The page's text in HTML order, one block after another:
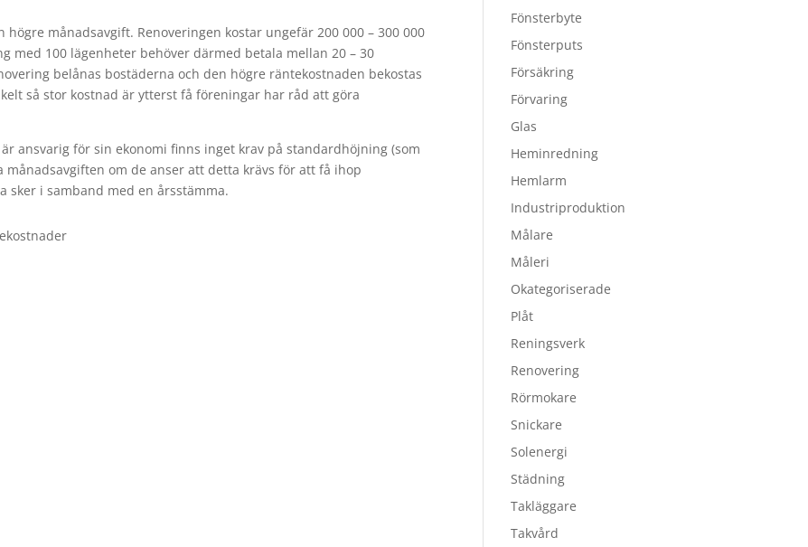
månadsavgift. Renoveringen kostar ungefär 200 000 – 300 000
med 100 lägenheter behöver därmed betala mellan 20 – 30
belånas bostäderna och den högre räntekostnaden bekostas
så stor kostnad är ytterst få föreningar har råd att göra
ansvarig för sin ekonomi finns inget krav på standardhöjning (som
om de anser att detta krävs för att få ihop
sker i samband med en årsstämma.
Fönsterbyte
Fönsterputs
Försäkring
Förvaring
Glas
Heminredning
Hemlarm
Industriproduktion
Målare
Måleri
Okategoriserade
Plåt
Reningsverk
Renovering
Rörmokare
Snickare
Solenergi
Städning
Takläggare
Takvård